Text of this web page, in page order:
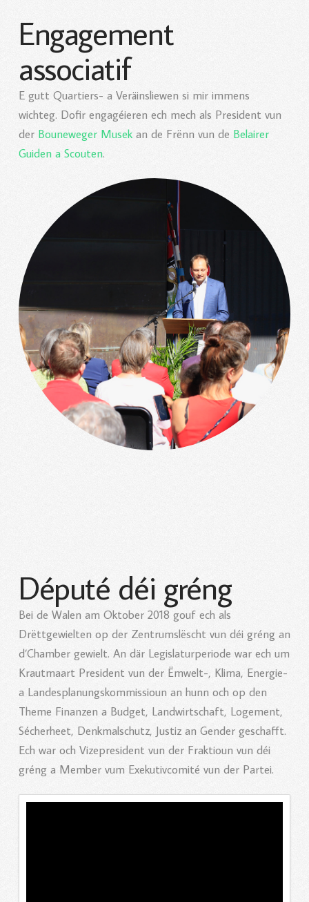
Engagement
associatif
E gutt Quartiers- a Veräinsliewen si mir immens
wichteg. Dofir engagéieren ech mech als President vun
der Bouneweger Musekan de Frënn vun de Belairer
Guiden a Scouten.
Député déi gréng
Bei de Walen am Oktober 2018 gouf ech als
Drëttgewielten op der Zentrumslëscht vun déi gréng an
d’Chamber gewielt. An där Legislaturperiode war ech um
Krautmaart President vun der Ëmwelt-, Klima, Energie-
a Landesplanungskommissioun an hunn och op den
Theme Finanzen a Budget, Landwirtschaft, Logement,
Sécherheet, Denkmalschutz, Justiz an Gender geschafft.
Ech war och Vizepresident vun der Fraktioun vun déi
gréng a Member vum Exekutivcomité vun der Partei.